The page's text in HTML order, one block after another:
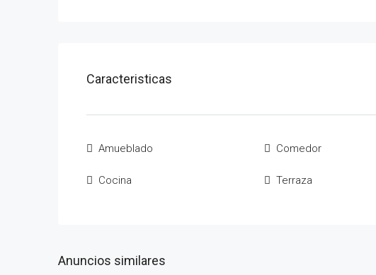
Caracteristicas
Amueblado
Cocina
Comedor
Terraza
Anuncios similares